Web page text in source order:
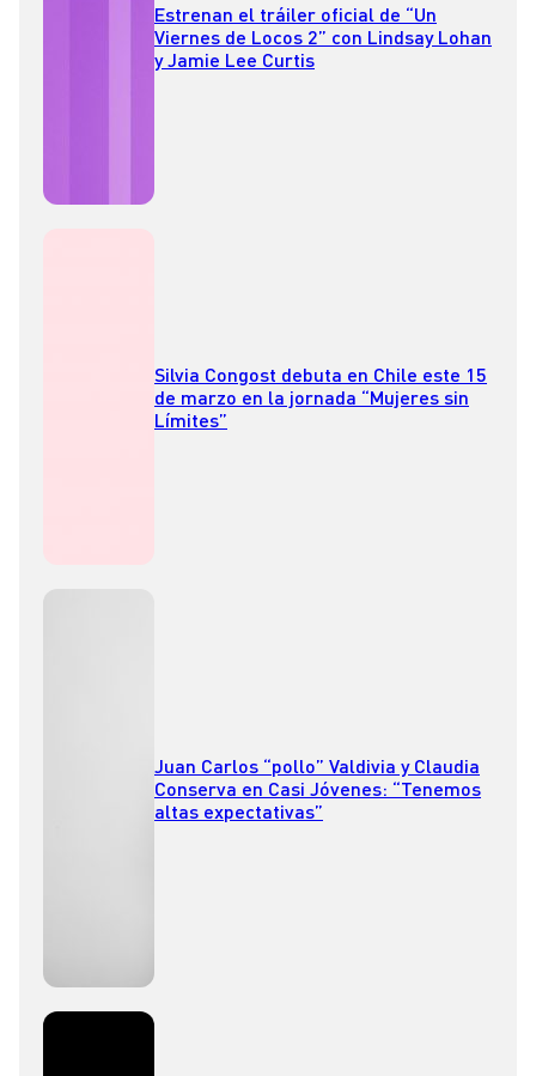
Estrenan el tráiler oficial de “Un
Viernes de Locos 2” con Lindsay Lohan
y Jamie Lee Curtis
Silvia Congost debuta en Chile este 15
de marzo en la jornada “Mujeres sin
Límites”
Juan Carlos “pollo” Valdivia y Claudia
Conserva en Casi Jóvenes: “Tenemos
altas expectativas”